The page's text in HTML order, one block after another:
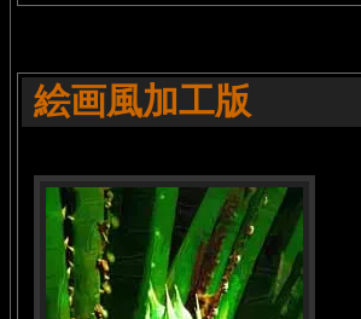
絵画風加工版